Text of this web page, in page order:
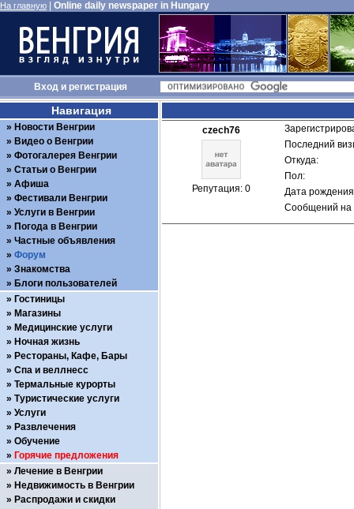
На главную Online daily newspaper in Hungary
Входи регистрация
czech76
Репутация: 0
Последний
Откуда:
Пол:
Дата
Сообщений на
Навигация
Новости Венгрии
Видео о Венгрии
Фотогалерея Венгрии
Статьи о Венгрии
Афиша
Фестивали Венгрии
Услуги в Венгрии
Погода в Венгрии
Частные объявления
Форум
Знакомства
Блоги пользователей
Гостиницы
Магазины
Медицинские услуги
Ночная жизнь
Рестораны, Кафе, Бары
Спа и веллнесс
Термальные курорты
Туристические услуги
Услуги
Развлечения
Обучение
Горячие предложения
Лечение в Венгрии
Недвижимость в Венгрии
Распродажи и скидки